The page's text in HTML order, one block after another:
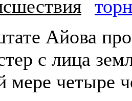
Айова
с лица
четыре